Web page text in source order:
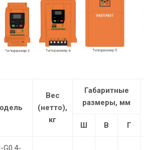
Вес
(нетто),
кг
Габаритные
размеры, мм
Ш В Г
G0.4-